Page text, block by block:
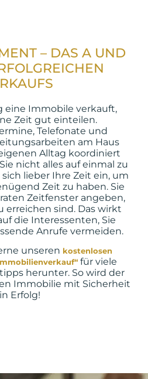
– DAS A UND
eine Immobile verkauft,
Zeit gut einteilen.
Telefonate und
am Haus
Alltag koordiniert
nicht alles auf einmal zu
lieber Ihre Zeit ein, um
Zeit zu haben. Sie
Zeitfenster angeben,
erreichen sind. Das wirkt
die Interessenten, Sie
Anrufe vermeiden.
unseren kostenlosen
für viele
herunter. So wird der
Immobilie mit Sicherheit
Erfolg!